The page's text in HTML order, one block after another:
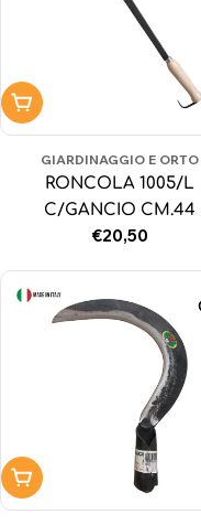
Aggiungi al carrello
GIARDINAGGIO E ORTO
RONCOLA 1005/L
C/GANCIO CM.44
Prezzo
€20,50
Aggiungi al carrello